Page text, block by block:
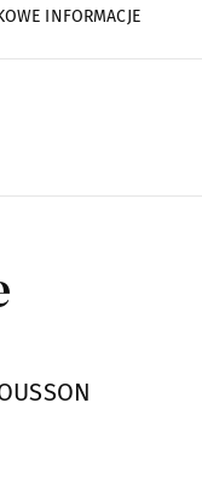
INFORMACJE